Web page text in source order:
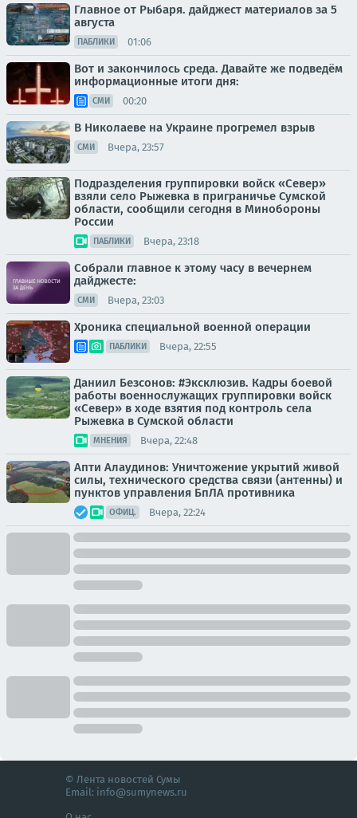
Главное от Рыбаря. дайджест материалов за 5
августа
ПАБЛИКИ 01:06
Вот и закончилось среда. Давайте же подведём
информационные итоги дня:
СМИ 00:20
В Николаеве на Украине прогремел взрыв
СМИ Вчера, 23:57
Подразделения группировки войск «Север»
взяли село Рыжевка в приграничье Сумской
области, сообщили сегодня в Минобороны
России
ПАБЛИКИ Вчера, 23:18
Собрали главное к этому часу в вечернем
дайджесте:
СМИ Вчера, 23:03
Хроника специальной военной операции
ПАБЛИКИ Вчера, 22:55
Даниил Безсонов: #Эксклюзив. Кадры боевой
работы военнослужащих группировки войск
«Север» в ходе взятия под контроль села
Рыжевка в Сумской области
МНЕНИЯ Вчера, 22:48
Апти Алаудинов: Уничтожение укрытий живой
силы, технического средства связи (антенны) и
пунктов управления БпЛА противника
ОФИЦ. Вчера, 22:24
© Лента новостей Сумы
Email: info@sumynews.ru